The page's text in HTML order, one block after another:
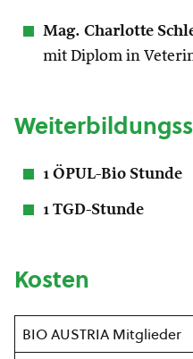
Mag. Charlotte
mit Diplom in
1 ÖPUL-Bio Stunde
1 TGD-Stunde
Kosten
BIO AUSTRIA Mitglieder